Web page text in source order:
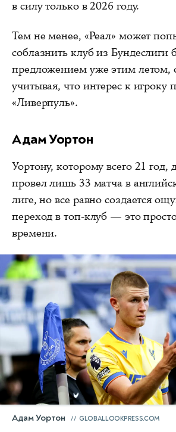
в силу только в 2026 году.
Тем не менее, «Реал» может
соблазнить клуб из
предложением уже этим летом,
учитывая, что интерес к игроку
«Ливерпуль».
Адам Уортон
Уортону, которому всего 21 год,
провел лишь 33 матча в
лиге, но все равно создается
переход в топ-клуб — это
времени.
Адам Уортон GLOBALLOOKPRESS.COM